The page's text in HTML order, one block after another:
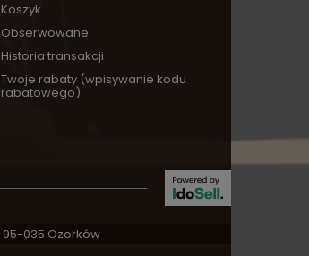
Koszyk
Obserwowane
Historia transakcji
Twoje rabaty (wpisywanie kodu
rabatowego)
95-035 Ozorków